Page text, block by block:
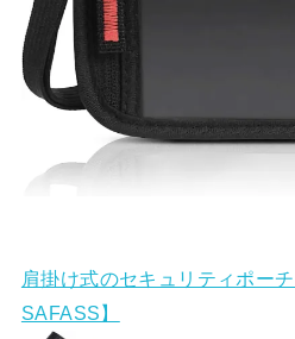
肩掛け式のセキュリティポー
SAFASS】